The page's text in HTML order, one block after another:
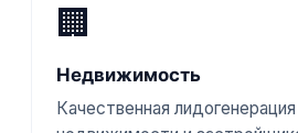
🏢
Недвижимость
Качественная